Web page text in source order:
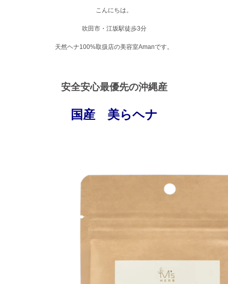
こんにちは。
吹田市・江坂駅徒歩3分
天然ヘナ100%取扱店の美容室Amanです。
安全安心最優先の沖縄産
国産 美らヘナ